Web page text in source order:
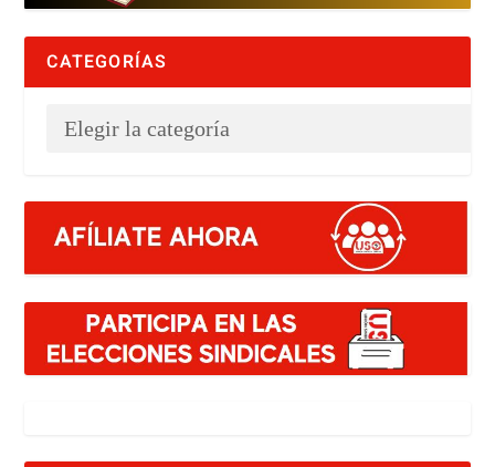
CATEGORÍAS